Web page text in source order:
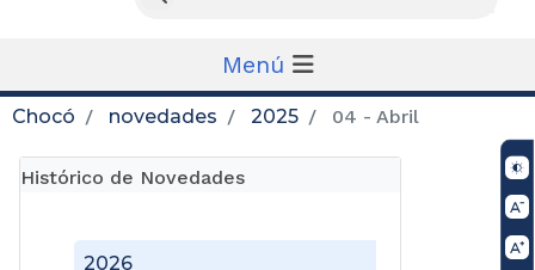
Menú
Chocó novedades 2025 04 - Abril
Histórico de Novedades
2026